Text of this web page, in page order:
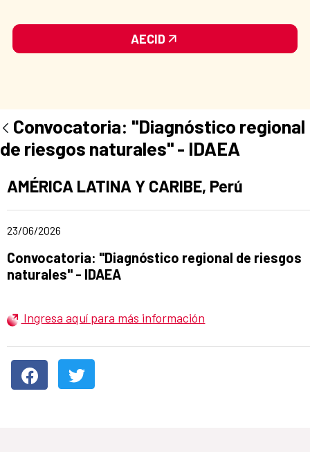
AECID
Convocatoria: "Diagnóstico regional
de riesgos naturales" - IDAEA
Ad section:
AMÉRICA LATINA Y CARIBE, Perú
Date of publication of the news item
23/06/2026
Title of the announcement:
Convocatoria: "Diagnóstico regional de riesgos
naturales" - IDAEA
Ingresa aquí para más información